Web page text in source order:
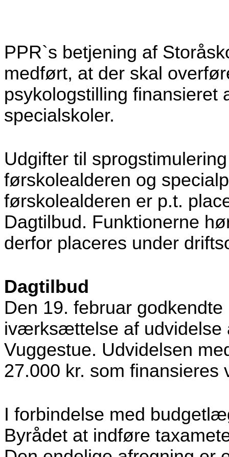
PPR`s betjening af
medført, at der skal
psykologstilling finansieret
specialskoler.
Udgifter til
førskolealderen og
førskolealderen er p.t.
Dagtilbud. Funktionerne
derfor placeres under
Dagtilbud
Den 19. februar
iværksættelse af udvidelse
Vuggestue. Udvidelsen
27.000 kr. som finansieres
I forbindelse med
Byrådet at indføre